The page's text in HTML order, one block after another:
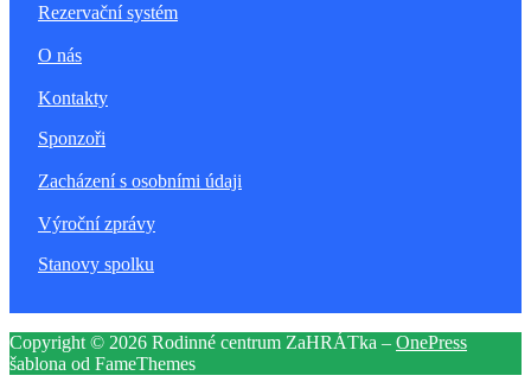
Rezervační systém
O nás
Kontakty
Sponzoři
Zacházení s osobními údaji
Výroční zprávy
Stanovy spolku
Copyright © 2026 Rodinné centrum ZaHRÁTka – OnePress
šablona od FameThemes